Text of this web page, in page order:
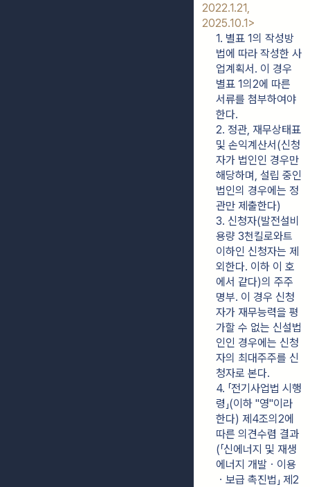
2022.1.21,
2025.10.1>
1. 별표 1의 작성방
법에 따라 작성한 사
업계획서. 이 경우
별표 1의2에 따른
서류를 첨부하여야
한다.
2. 정관, 재무상태표
및 손익계산서(신청
자가 법인인 경우만
해당하며, 설립 중인
법인의 경우에는 정
관만 제출한다)
3. 신청자(발전설비
용량 3천킬로와트
이하인 신청자는 제
외한다. 이하 이 호
에서 같다)의 주주
명부. 이 경우 신청
자가 재무능력을 평
가할 수 없는 신설법
인인 경우에는 신청
자의 최대주주를 신
청자로 본다.
4. 「전기사업법 시행
령」(이하 "영"이라
한다) 제4조의2에
따른 의견수렴 결과
(「신에너지 및 재생
에너지 개발ㆍ이용
ㆍ보급 촉진법」 제2